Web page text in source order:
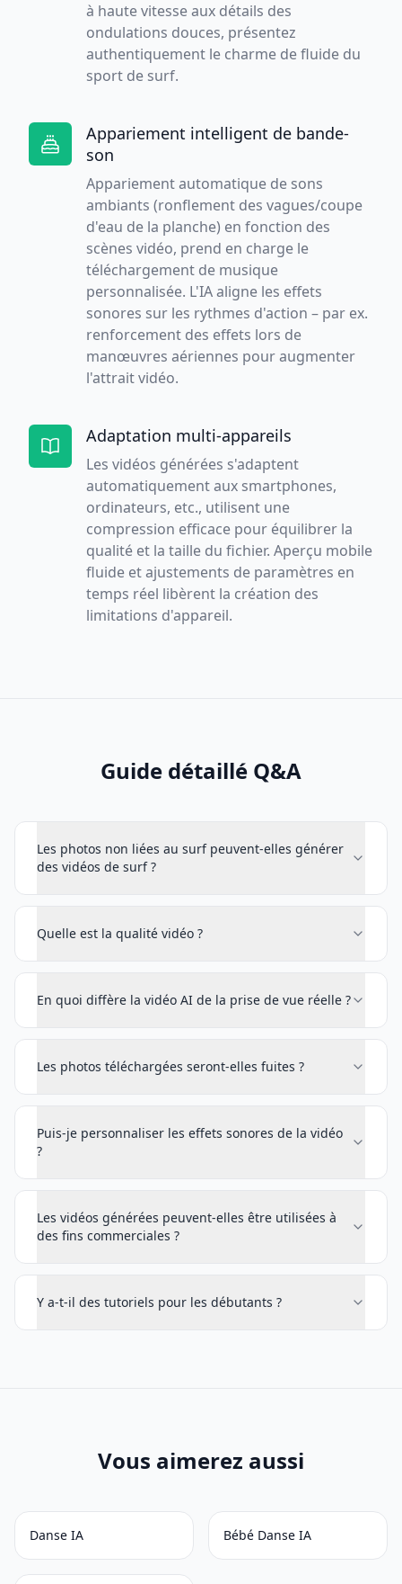
à haute vitesse aux détails des
ondulations douces, présentez
authentiquement le charme de fluide du
sport de surf.
Appariement intelligent de bande-
son
Appariement automatique de sons
ambiants (ronflement des vagues/coupe
d'eau de la planche) en fonction des
scènes vidéo, prend en charge le
téléchargement de musique
personnalisée. L'IA aligne les effets
sonores sur les rythmes d'action – par ex.
renforcement des effets lors de
manœuvres aériennes pour augmenter
l'attrait vidéo.
Adaptation multi-appareils
Les vidéos générées s'adaptent
automatiquement aux smartphones,
ordinateurs, etc., utilisent une
compression efficace pour équilibrer la
qualité et la taille du fichier. Aperçu mobile
fluide et ajustements de paramètres en
temps réel libèrent la création des
limitations d'appareil.
Guide détaillé Q&A
Les photos non liées au surf peuvent-elles générer
des vidéos de surf ?
Quelle est la qualité vidéo ?
En quoi diffère la vidéo AI de la prise de vue réelle ?
Les photos téléchargées seront-elles fuites ?
Puis-je personnaliser les effets sonores de la vidéo
?
Les vidéos générées peuvent-elles être utilisées à
des fins commerciales ?
Y a-t-il des tutoriels pour les débutants ?
Vous aimerez aussi
Danse IA Bébé Danse IA